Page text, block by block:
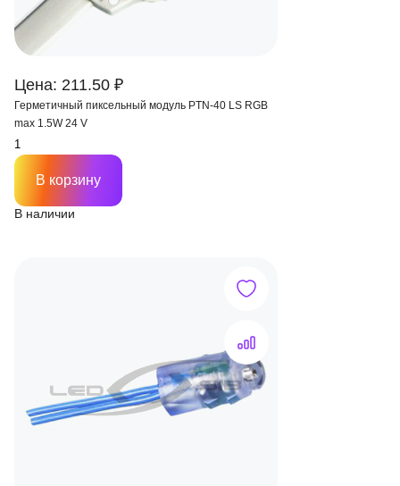
Цена: 211.50 ₽
Герметичный пиксельный модуль PTN-40 LS RGB
max 1.5W 24 V
В наличии
В корзину